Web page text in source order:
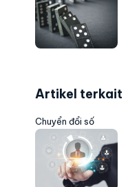
Artikel terkait
Chuyển đổi số